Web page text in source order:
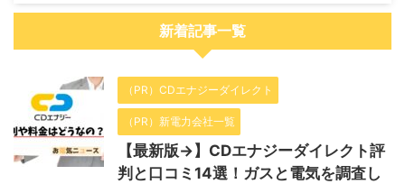
新着記事一覧
（PR）CDエナジーダイレクト
（PR）新電力会社一覧
【最新版→】CDエナジーダイレクト評
判と口コミ14選！ガスと電気を調査し